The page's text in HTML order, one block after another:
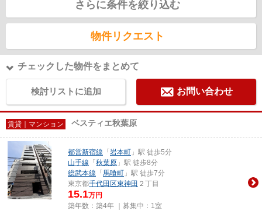
さらに条件を絞り込む
物件リクエスト
チェックした物件をまとめて
検討リストに追加 お問い合わせ
賃貸｜マンション ベスティエ秋葉原
都営新宿線 「 岩本町 」駅 徒歩5分
山手線 「 秋葉原 」駅 徒歩8分
総武本線 「 馬喰町 」駅 徒歩7分
東京都千代田区東神田 ２丁目
15.1万円
築年数：築4年 ｜募集中： 1室